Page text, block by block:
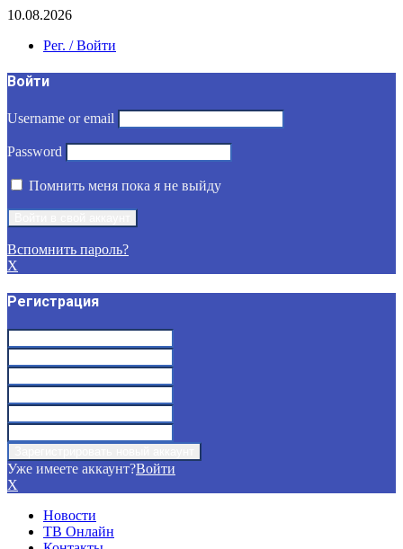
10.08.2026
Рег. / Войти
Войти
Username or email
Password
Помнить меня пока я не выйду
Вспомнить пароль?
X
Регистрация
Уже имеете аккаунт?Войти
X
Новости
ТВ Онлайн